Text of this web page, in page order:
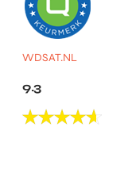
WDSAT.NL
9.3